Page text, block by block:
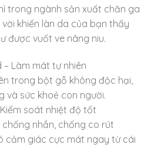
trong ngành sản xuất chăn ga
khiến làn da của bạn thấy
được vuốt ve nâng niu.
– Làm mát tự nhiên
trong bột gỗ không độc hại,
và sức khoẻ con người.
soát nhiệt độ tốt
chống nhắn, chống co rút
cảm giác cực mát ngay từ cái